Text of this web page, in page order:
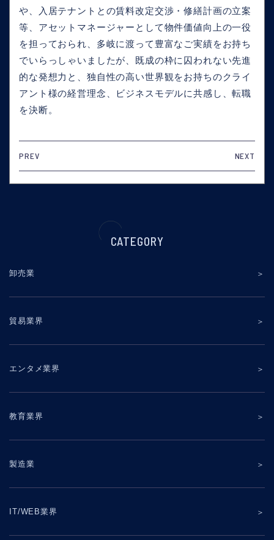
や、入居テナントとの賃料改定交渉・修繕計画の立案
等、アセットマネージャーとして物件価値向上の一役
を担っておられ、多岐に渡って豊富なご実績をお持ち
でいらっしゃいましたが、既成の枠に囚われない先進
的な発想力と、独自性の高い世界観をお持ちのクライ
アント様の経営理念、ビジネスモデルに共感し、転職
を決断。
PREV NEXT
CATEGORY
卸売業
貿易業界
エンタメ業界
教育業界
製造業
IT/WEB業界